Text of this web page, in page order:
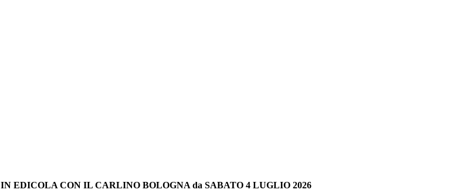
IN EDICOLA CON IL CARLINO BOLOGNA da SABATO 4 LUGLIO 2026